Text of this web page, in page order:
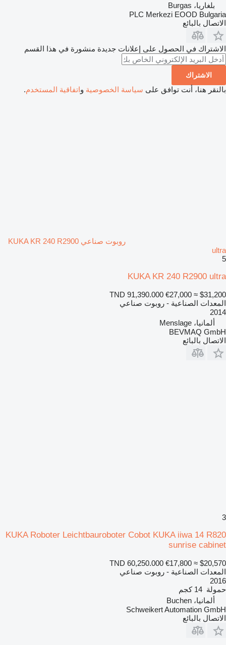
بلغاريا، Burgas
PLC Merkezi EOOD Bulgaria
الاتصال بالبائع
الاشتراك في الحصول على إعلانات جديدة منشورة في هذا القسم
الاشتراك
بالنقر هنا، أنت توافق على سياسة الخصوصية واتفاقية المستخدم.
روبوت صناعي KUKA KR 240 R2900
ultra
5
KUKA KR 240 R2900 ultra
TND 91,390.000 €27,000 ≈ $31,200
المعدات الصناعية - روبوت صناعي
2014
ألمانيا، Menslage
BEVMAQ GmbH
الاتصال بالبائع
3
KUKA Roboter Leichtbauroboter Cobot KUKA iiwa 14 R820
sunrise cabinet
TND 60,250.000 €17,800 ≈ $20,570
المعدات الصناعية - روبوت صناعي
2016
حمولة 14 كجم
ألمانيا، Buchen
Schweikert Automation GmbH
الاتصال بالبائع